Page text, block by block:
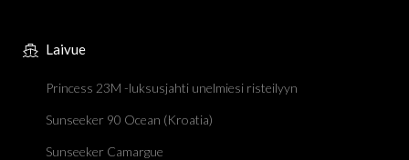
Laivue
Princess 23M -luksusjahti unelmiesi risteilyyn
Sunseeker 90 Ocean (Kroatia)
Sunseeker Camargue